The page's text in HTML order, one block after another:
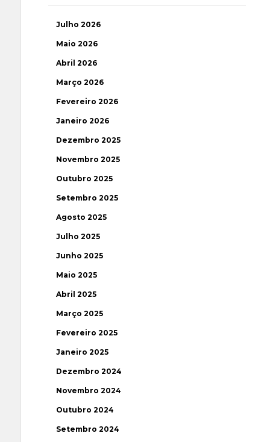
Julho 2026
Maio 2026
Abril 2026
Março 2026
Fevereiro 2026
Janeiro 2026
Dezembro 2025
Novembro 2025
Outubro 2025
Setembro 2025
Agosto 2025
Julho 2025
Junho 2025
Maio 2025
Abril 2025
Março 2025
Fevereiro 2025
Janeiro 2025
Dezembro 2024
Novembro 2024
Outubro 2024
Setembro 2024